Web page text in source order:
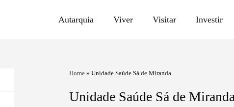
Autarquia Viver Visitar Investir
Home» Unidade Saúde Sá de Miranda
Unidade Saúde Sá de